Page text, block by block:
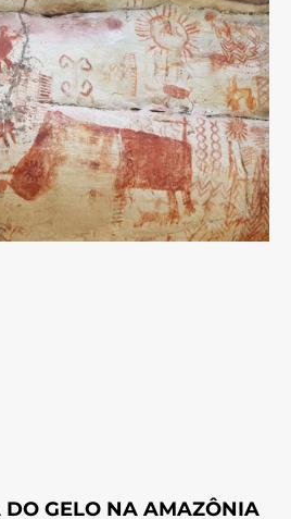
GELO NA AMAZÔNIA